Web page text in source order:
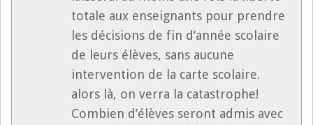
totale aux enseignants pour prendre
les décisions de fin d’année scolaire
de leurs élèves, sans aucune
intervention de la carte scolaire.
alors là, on verra la catastrophe!
Combien d’élèves seront admis avec